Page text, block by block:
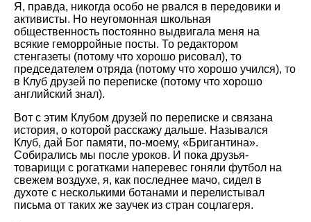
Я, правда, никогда особо не рвался в передовики и
активисты. Но неугомонная школьная
общественность постоянно выдвигала меня на
всякие геморройные посты. То редактором
стенгазеты (потому что хорошо рисовал), то
председателем отряда (потому что хорошо учился), то
в Клуб друзей по переписке (потому что хорошо
английский знал).
Вот с этим Клубом друзей по переписке и связана
история, о которой расскажу дальше. Назывался
Клуб, дай Бог памяти, по-моему, «Бригантина».
Собирались мы после уроков. И пока друзья-
товарищи с рогатками наперевес гоняли футбол на
свежем воздухе, я, как последнее мачо, сидел в
духоте с несколькими ботанами и перелистывал
письма от таких же заучек из стран соцлагеря.